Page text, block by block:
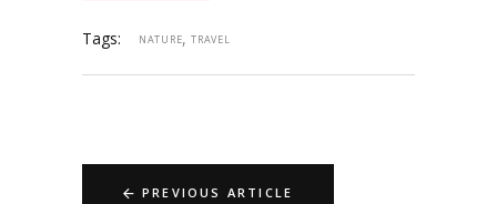
Tags: NATURE,TRAVEL
PREVIOUS ARTICLE